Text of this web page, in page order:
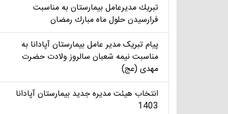
تبريك مديرعامل بيمارستان به مناسبت
فرارسيدن حلول ماه مبارك رمضان
پیام تبریک مدير عامل بيمارستان آپادانا به
مناسبت نیمه شعبان سالروز ولادت حضرت
مهدی (عج)
انتخاب هيئت مديره جديد بيمارستان آپادانا
1403